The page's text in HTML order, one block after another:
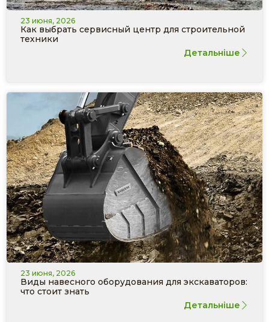
23 июня, 2026
Как выбрать сервисный центр для строительной
техники
Детальніше
23 июня, 2026
Виды навесного оборудования для экскаваторов:
что стоит знать
Детальніше